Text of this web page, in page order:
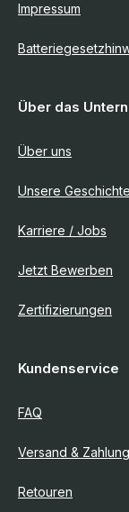
Impressum
Über das
Über uns
Unsere Geschichte
Karriere / Jobs
Jetzt Bewerben
Zertifizierungen
Kundenservice
FAQ
Versand & Zahlung
Retouren